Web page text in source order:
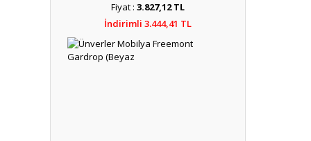
Fiyat : 3.827,12 TL
İndirimli 3.444,41 TL